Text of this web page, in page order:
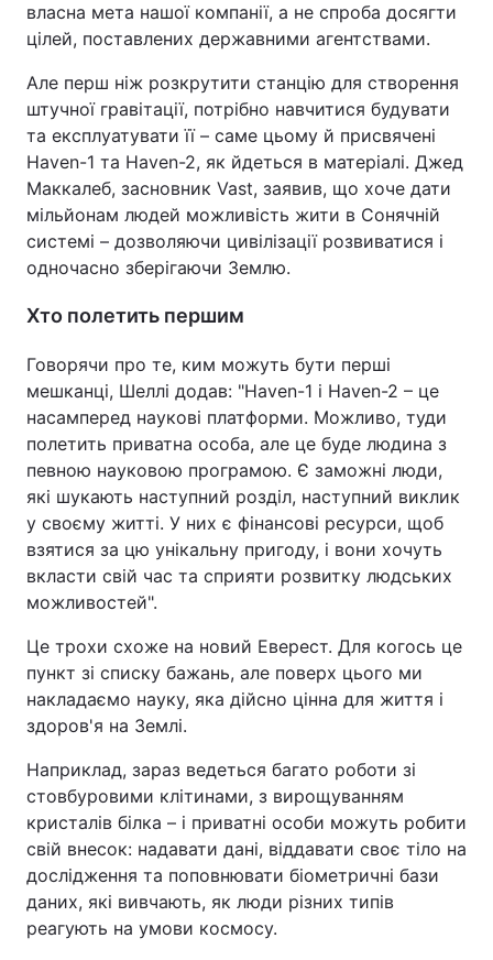
власна мета нашої компанії, а не спроба досягти
цілей, поставлених державними агентствами.
Але перш ніж розкрутити станцію для створення
штучної гравітації, потрібно навчитися будувати
та експлуатувати її – саме цьому й присвячені
Haven-1 та Haven-2, як йдеться в матеріалі. Джед
Маккалеб, засновник Vast, заявив, що хоче дати
мільйонам людей можливість жити в Сонячній
системі – дозволяючи цивілізації розвиватися і
одночасно зберігаючи Землю.
Хто полетить першим
Говорячи про те, ким можуть бути перші
мешканці, Шеллі додав: "Haven-1 і Haven-2 – це
насамперед наукові платформи. Можливо, туди
полетить приватна особа, але це буде людина з
певною науковою програмою. Є заможні люди,
які шукають наступний розділ, наступний виклик
у своєму житті. У них є фінансові ресурси, щоб
взятися за цю унікальну пригоду, і вони хочуть
вкласти свій час та сприяти розвитку людських
можливостей".
Це трохи схоже на новий Еверест. Для когось це
пункт зі списку бажань, але поверх цього ми
накладаємо науку, яка дійсно цінна для життя і
здоров'я на Землі.
Наприклад, зараз ведеться багато роботи зі
стовбуровими клітинами, з вирощуванням
кристалів білка – і приватні особи можуть робити
свій внесок: надавати дані, віддавати своє тіло на
дослідження та поповнювати біометричні бази
даних, які вивчають, як люди різних типів
реагують на умови космосу.